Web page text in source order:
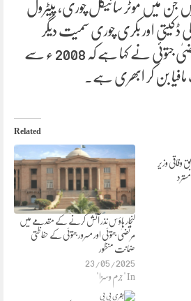
میں موٹر سائیکل چوری، پیٹرول
کی ڈکیتی اور بکری چوری سمیت دیگر
مقدمات شامل ہیں۔مرتضیٰ جتوئی نے کہا ہے کہ 2008 ء سے
مافیا بن کر ابھری ہے۔
Related
لنجار ہاؤس نذر آتش کرنے کے مقدمے میں
مرتضیٰ جتوئی اور مسرور جتوئی کے حفاظتی
ضمانت منظور
23/05/2025
In "جرم وسزا"
وزیر